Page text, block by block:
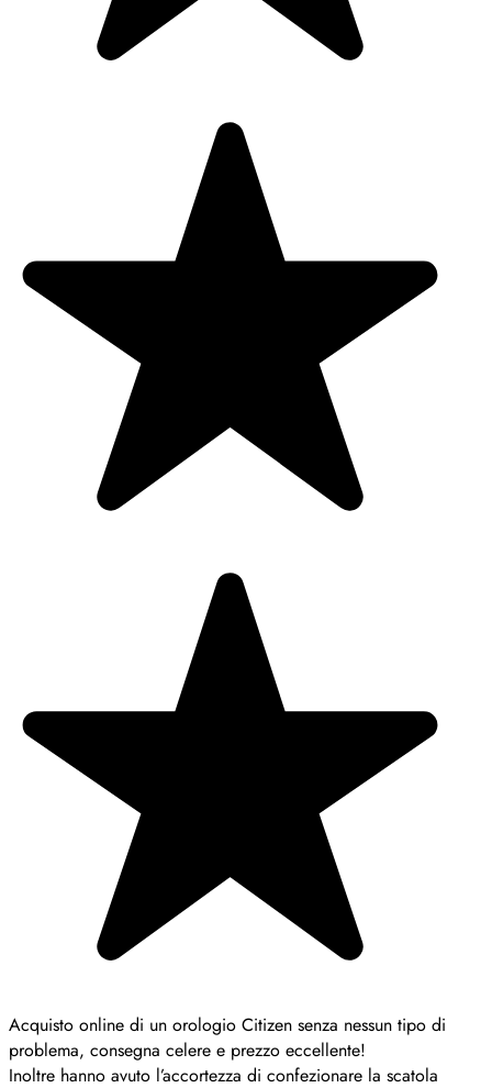
Acquisto online di un orologio Citizen senza nessun tipo di
problema, consegna celere e prezzo eccellente!
Inoltre hanno avuto l’accortezza di confezionare la scatola